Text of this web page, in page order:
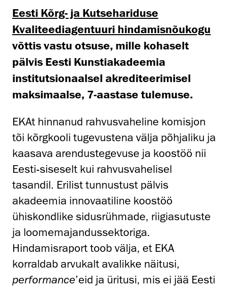
Eesti Kõrg- ja Kutsehariduse
Kvaliteediagentuuri hindamisnõukogu
võttis vastu otsuse, mille kohaselt
pälvis Eesti Kunstiakadeemia
institutsionaalsel akrediteerimisel
maksimaalse, 7-aastase tulemuse.
EKAt hinnanud rahvusvaheline komisjon
tõi kõrgkooli tugevustena välja põhjaliku ja
kaasava arendustegevuse ja koostöö nii
Eesti-siseselt kui rahvusvahelisel
tasandil. Erilist tunnustust pälvis
akadeemia innovaatiline koostöö
ühiskondlike sidusrühmade, riigiasutuste
ja loomemajandussektoriga.
Hindamisraport toob välja, et EKA
korraldab arvukalt avalikke näitusi,
performance’eid ja üritusi, mis ei jää Eesti